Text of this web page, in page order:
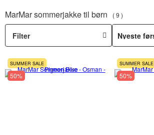
MarMar sommerjakke til børn 9
Filter
SUMMER SALE
50%
SUMMER SALE
50%